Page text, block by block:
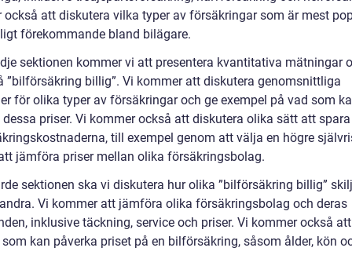
också att diskutera vilka typer av försäkringar som är mest
förekommande bland bilägare.
sektionen kommer vi att presentera kvantitativa mätningar
”bilförsäkring billig”. Vi kommer att diskutera genomsnittliga
för olika typer av försäkringar och ge exempel på vad som
dessa priser. Vi kommer också att diskutera olika sätt att
till exempel genom att välja en högre
jämföra priser mellan olika försäkringsbolag.
sektionen ska vi diskutera hur olika ”bilförsäkring billig”
Vi kommer att jämföra olika försäkringsbolag och deras
inklusive täckning, service och priser. Vi kommer också
kan påverka priset på en bilförsäkring, såsom ålder, kön